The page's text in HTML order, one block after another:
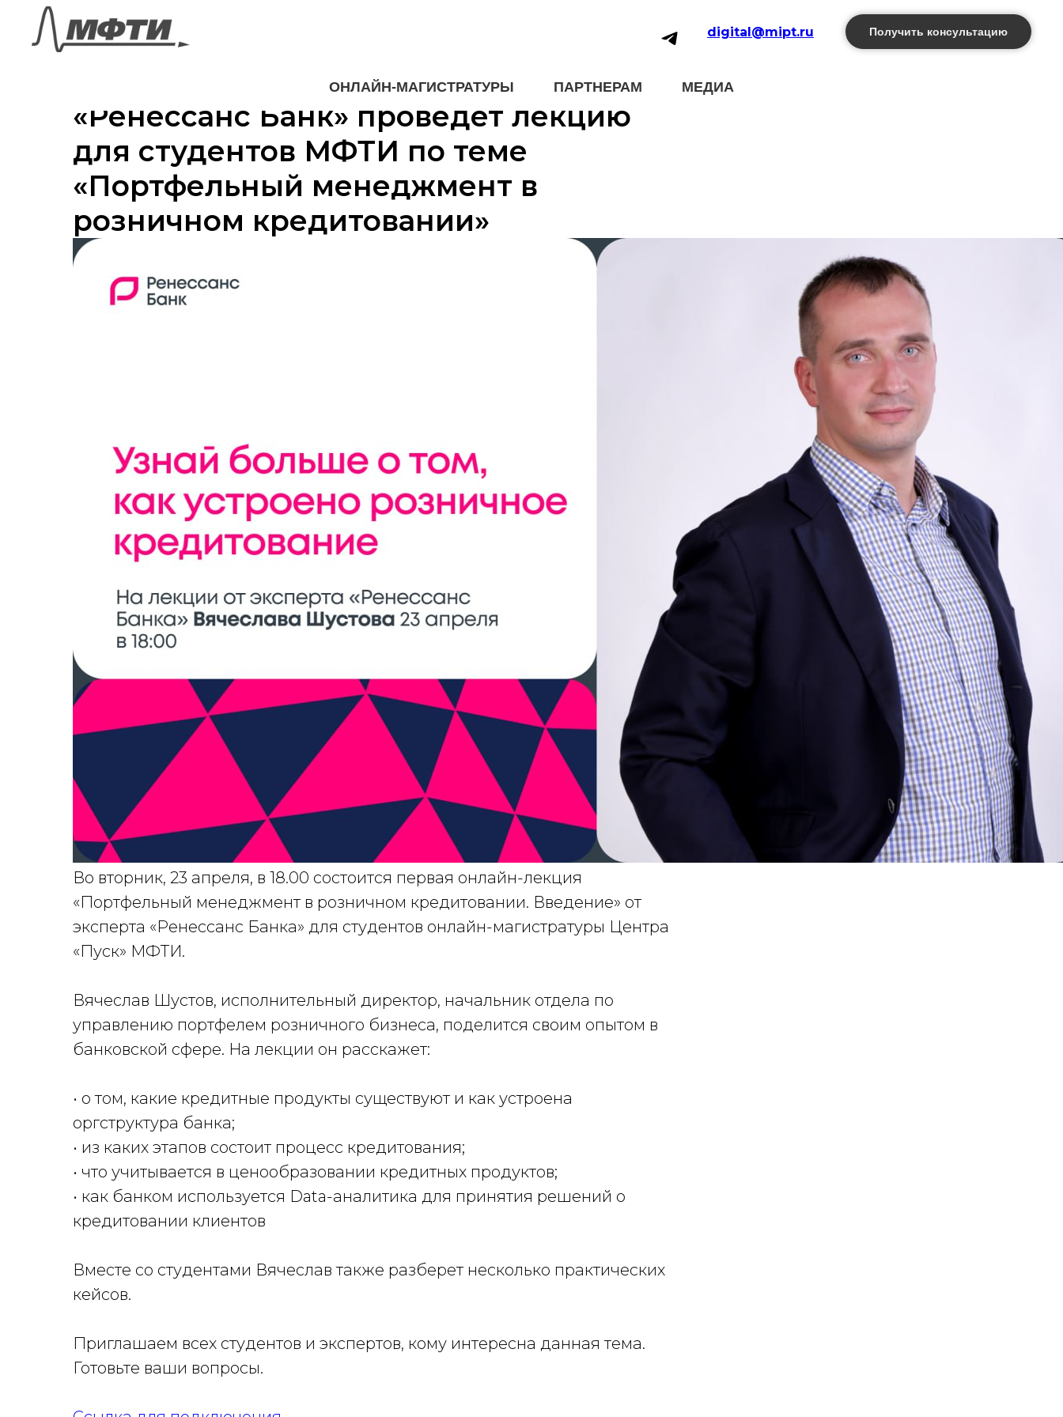
digital@mipt.ru Получить консультацию
ОНЛАЙН-МАГИСТРАТУРЫ ПАРТНЕРАМ МЕДИА
«Ренессанс Банк» проведет лекцию
для студентов МФТИ по теме
«Портфельный менеджмент в
розничном кредитовании»
Во вторник, 23 апреля, в 18.00 состоится первая онлайн-лекция
«Портфельный менеджмент в розничном кредитовании. Введение» от
эксперта «Ренессанс Банка» для студентов онлайн-магистратуры Центра
«Пуск» МФТИ.
Вячеслав Шустов, исполнительный директор, начальник отдела по
управлению портфелем розничного бизнеса, поделится своим опытом в
банковской сфере. На лекции он расскажет:
• о том, какие кредитные продукты существуют и как устроена
оргструктура банка;
• из каких этапов состоит процесс кредитования;
• что учитывается в ценообразовании кредитных продуктов;
• как банком используется Data-аналитика для принятия решений о
кредитовании клиентов
Вместе со студентами Вячеслав также разберет несколько практических
кейсов.
Приглашаем всех студентов и экспертов, кому интересна данная тема.
Готовьте ваши вопросы.